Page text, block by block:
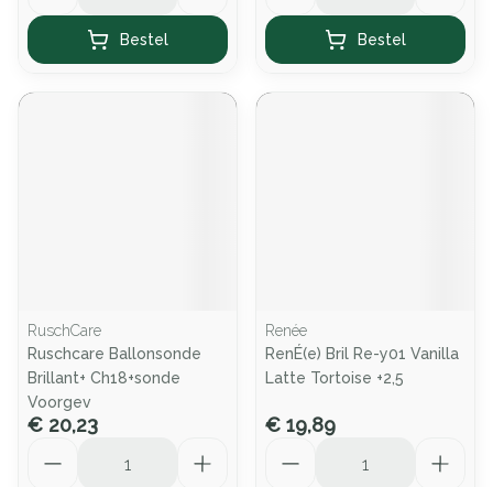
Bestel Bestel
RuschCare
Ruschcare Ballonsonde
Brillant+ Ch18+sonde
Voorgev
€ 20,23
Renée
RenÉ(e) Bril Re-y01 Vanilla
Latte Tortoise +2,5
€ 19,89